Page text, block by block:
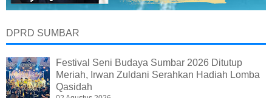
DPRD SUMBAR
Festival Seni Budaya Sumbar 2026 Ditutup
Meriah, Irwan Zuldani Serahkan Hadiah Lomba
Qasidah